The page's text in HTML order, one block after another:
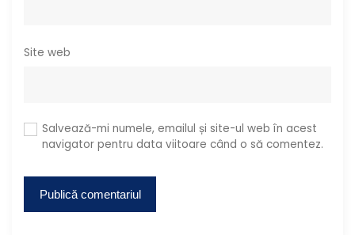
Site web
Salvează-mi numele, emailul și site-ul web în acest
navigator pentru data viitoare când o să comentez.